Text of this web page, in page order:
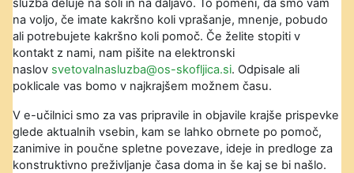
služba deluje na šoli in na daljavo. To pomeni, da smo vam
na voljo, če imate kakršno koli vprašanje, mnenje, pobudo
ali potrebujete kakršno koli pomoč. Če želite stopiti v
kontakt z nami, nam pišite na elektronski
naslov svetovalnasluzba@os-skofljica.si. Odpisale ali
poklicale vas bomo v najkrajšem možnem času.
V e-učilnici smo za vas pripravile in objavile krajše prispevke
glede aktualnih vsebin, kam se lahko obrnete po pomoč,
zanimive in poučne spletne povezave, ideje in predloge za
konstruktivno preživljanje časa doma in še kaj se bi našlo.